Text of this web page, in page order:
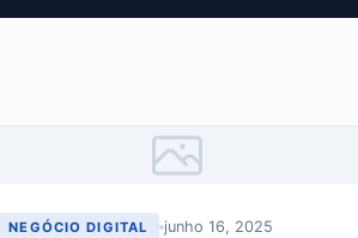
NEGÓCIO DIGITAL junho 16, 2025